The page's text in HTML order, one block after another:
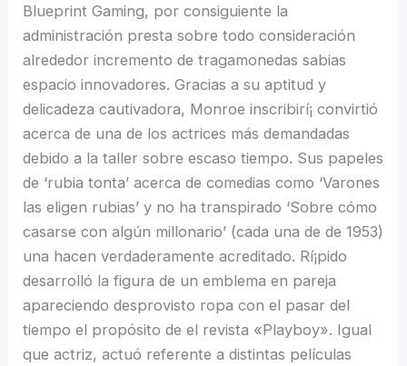
Blueprint Gaming, por consiguiente la
administración presta sobre todo consideración
alrededor incremento de tragamonedas sabias
espacio innovadores. Gracias a su aptitud y
delicadeza cautivadora, Monroe inscribirí¡ convirtió
acerca de una de los actrices más demandadas
debido a la taller sobre escaso tiempo. Sus papeles
de ‘rubia tonta’ acerca de comedias como ‘Varones
las eligen rubias’ y no ha transpirado ‘Sobre cómo
casarse con algún millonario’ (cada una de de 1953)
una hacen verdaderamente acreditado. Rí¡pido
desarrolló la figura de un emblema en pareja
apareciendo desprovisto ropa con el pasar del
tiempo el propósito de el revista «Playboy». Igual
que actriz, actuó referente a distintas películas